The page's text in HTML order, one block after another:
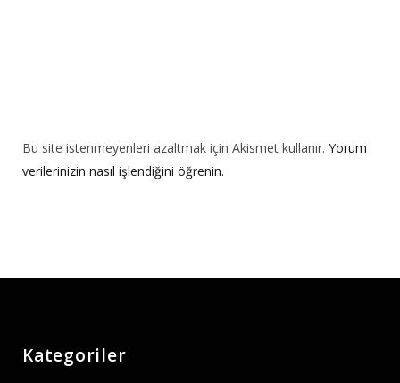
Bu site istenmeyenleri azaltmak için Akismet kullanır. Yorum
verilerinizin nasıl işlendiğini öğrenin.
Kategoriler